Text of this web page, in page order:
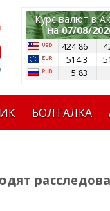
Курс валют в
на07/08/
424.86
514.3
5.83
БОЛТАЛКА